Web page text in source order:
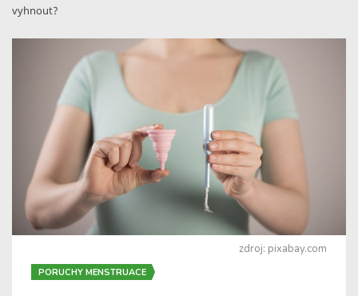
vyhnout?
zdroj: pixabay.com
PORUCHY MENSTRUACE